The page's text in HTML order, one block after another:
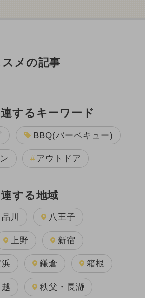
メの記事
するキーワード
BBQ(バーベキュー)
アウトドア
する地域
品川 八王子
上野 新宿
浜 鎌倉 箱根
越 秩父・長瀞